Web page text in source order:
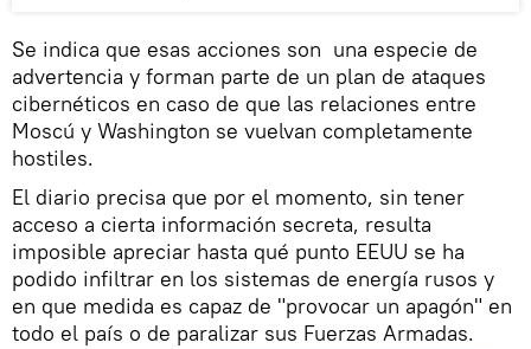
Se indica que esas acciones son una especie de
advertencia y forman parte de un plan de ataques
cibernéticos en caso de que las relaciones entre
Moscú y Washington se vuelvan completamente
hostiles.
El diario precisa que por el momento, sin tener
acceso a cierta información secreta, resulta
imposible apreciar hasta qué punto EEUU se ha
podido infiltrar en los sistemas de energía rusos y
en que medida es capaz de "provocar un apagón" en
todo el país o de paralizar sus Fuerzas Armadas.